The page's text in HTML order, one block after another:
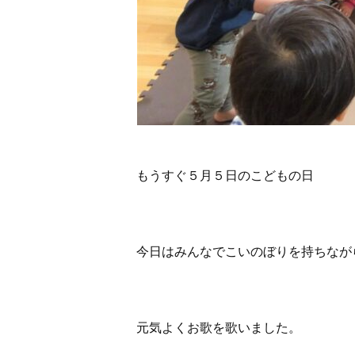
もうすぐ５月５日のこどもの日
今日はみんなでこいのぼりを持ちなが
元気よくお歌を歌いました。